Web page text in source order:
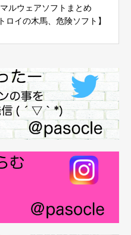
ルウェアソフトまとめ
ロイの木馬、危険ソフト】